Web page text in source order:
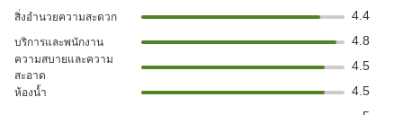
สิ่งอำนวยความสะดวก 4.4
บริการและพนักงาน 4.8
ความสบายและความ
สะอาด
4.5
ห้องน้ำ 4.5